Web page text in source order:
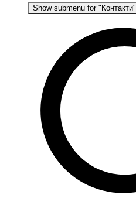
Show submenu for "Контакти"